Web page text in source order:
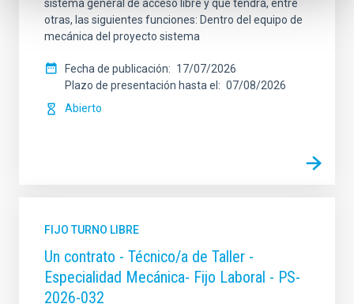
sistema general de acceso libre y que tendrá, entre
otras, las siguientes funciones: Dentro del equipo de
mecánica del proyecto sistema
Fecha de publicación
17/07/2026
Plazo de presentación hasta el
07/08/2026
Abierto
FIJO TURNO LIBRE
Un contrato - Técnico/a de Taller -
Especialidad Mecánica- Fijo Laboral - PS-
2026-032